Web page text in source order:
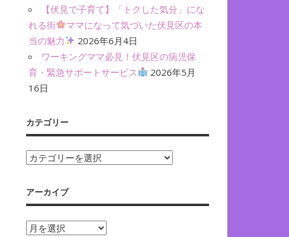
【伏見で子育て】「トクした気分」にな
れる街
ママになって気づいた伏見区の本
当の魅力
2026年6月4日
ワーキングママ必見！伏見区の病児保
育・緊急サポートサービス
2026年5月
16日
カテゴリー
カ
ゴ
リ
ー
アーカイブ
ア